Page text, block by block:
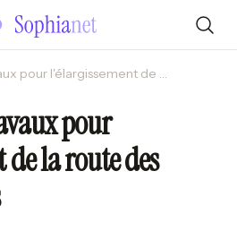
Sophia : des travaux pour l'élargissement de la route des Trois-Moulins
pour
la route des